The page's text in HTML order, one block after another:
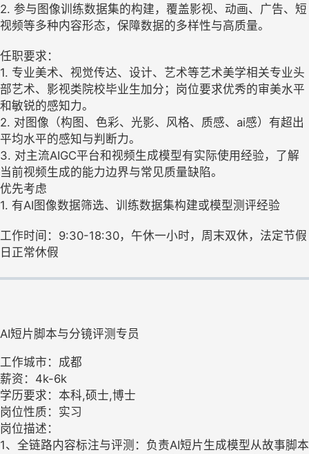
2. 参与图像训练数据集的构建，覆盖影视、动画、广告、短
视频等多种内容形态，保障数据的多样性与高质量。
任职要求：
1. 专业美术、视觉传达、设计、艺术等艺术美学相关专业头
部艺术、影视类院校毕业生加分；岗位要求优秀的审美水平
和敏锐的感知力。
2. 对图像（构图、色彩、光影、风格、质感、ai感）有超出
平均水平的感知与判断力。
3. 对主流AIGC平台和视频生成模型有实际使用经验，了解
当前视频生成的能力边界与常见质量缺陷。
优先考虑
1. 有AI图像数据筛选、训练数据集构建或模型测评经验
工作时间：9:30-18:30，午休一小时，周末双休，法定节假
日正常休假
AI短片脚本与分镜评测专员
工作城市：成都
薪资：4k-6k
学历要求：本科,硕士,博士
岗位性质：实习
岗位描述：
1、全链路内容标注与评测：负责AI短片生成模型从故事脚本